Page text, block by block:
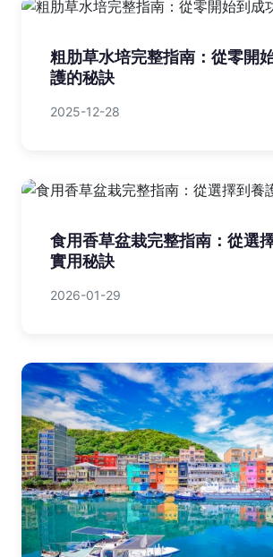
粗肋草水培完整指南：從零開
護的秘訣
2025-12-28
食用香草盆栽完整指南：從選
實用秘訣
2026-01-29